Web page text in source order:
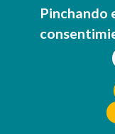
Coll de
Rates
Holidays
Pinchando